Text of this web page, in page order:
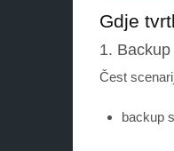
Gdje
1.
Čest
backup